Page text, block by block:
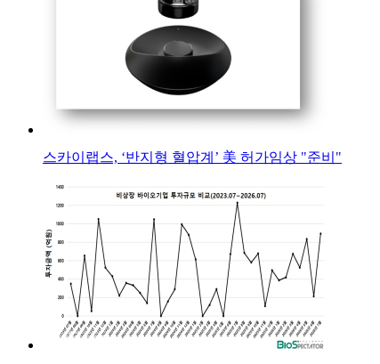
스카이랩스, ‘반지형 혈압계’ 美 허가임상 "준비"